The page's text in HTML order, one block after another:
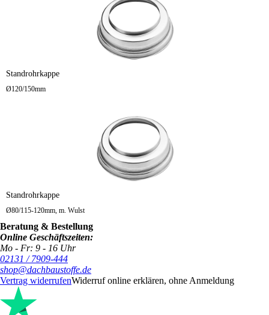
Standrohrkappe
Ø120/150mm
Standrohrkappe
Ø80/115-120mm, m. Wulst
Beratung & Bestellung
Online Geschäftszeiten:
Mo - Fr: 9 - 16 Uhr
02131 / 7909-444
shop@dachbaustoffe.de
Vertrag widerrufenWiderruf online erklären, ohne Anmeldung